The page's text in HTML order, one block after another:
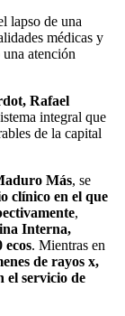
lapso de una
médicas y
atención
Rafael
integral que
de la capital
Más, se
clínico en el que
,
Interna,
. Mientras en
de rayos x,
el servicio de